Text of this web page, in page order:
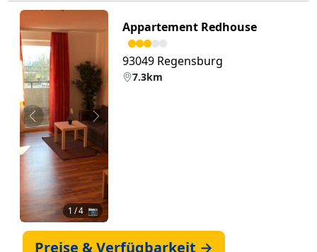
Zurück Weiter
1 / 4 📷
Appartement Redhouse
93049 Regensburg
7.3km
Preise & Verfügbarkeit →